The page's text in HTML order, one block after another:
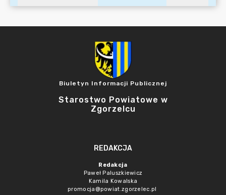
Biuletyn Informacji Publicznej
Starostwo Powiatowe w
Zgorzelcu
REDAKCJA
Redakcja
Paweł Paluszkiewicz
Kamila Kowalska
promocja@powiat.zgorzelec.pl